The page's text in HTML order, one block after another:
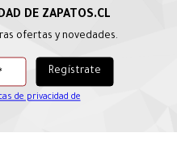
ofertas y novedades.
de privacidad de